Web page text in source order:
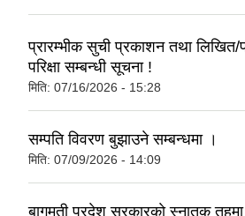
प्रारम्भीक सुची प्रकाशन तथा लिखित/
परिक्षा सम्बन्धी सूचना !
मिति: 07/16/2026 - 15:28
सम्पति विवरण बुझाउने सम्बन्धमा ।
मिति: 07/09/2026 - 14:09
बागमती प्रदेश सरकारकाे स्नातक तहमा